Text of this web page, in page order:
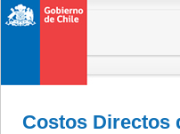
Costos Directos